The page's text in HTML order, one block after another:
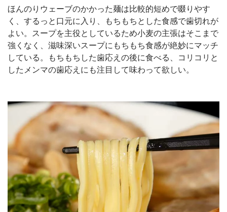
ほんのりウェーブのかかった麺は比較的短めで啜りやす
く、するっと口元に入り、もちもちとした食感で歯切れが
よい。スープを主役としているため小麦の主張はそこまで
強くなく、滋味深いスープにもちもち食感が絶妙にマッチ
している。もちもちした歯応えの後に食べる、コリコリと
したメンマの歯応えにも注目して味わって欲しい。